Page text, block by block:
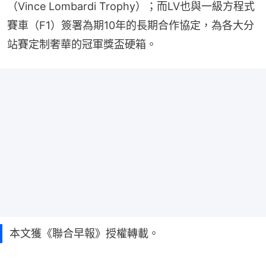
（Vince Lombardi Trophy）；而LV也與一級方程式
賽車（F1）簽署為期10年的長期合作協定，為各大分
站賽定制奢華的冠軍獎盃硬箱。
本文獲《聯合早報》授權轉載。